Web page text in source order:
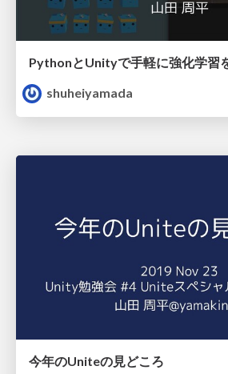
PythonとUnityで手軽に強化学習
shuheiyamada
今年のUniteの見どころ